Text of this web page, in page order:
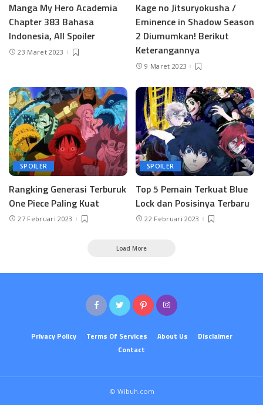
Manga My Hero Academia
Chapter 383 Bahasa
Indonesia, All Spoiler
23 Maret 2023
Kage no Jitsuryokusha /
Eminence in Shadow Season
2 Diumumkan! Berikut
Keterangannya
9 Maret 2023
SPOILER
Rangking Generasi Terburuk
One Piece Paling Kuat
27 Februari 2023
SPOILER
Top 5 Pemain Terkuat Blue
Lock dan Posisinya Terbaru
22 Februari 2023
Load More
Privacy Policy Terms Of Services About Us
Disclaimer
Contact
© Wibuh.com